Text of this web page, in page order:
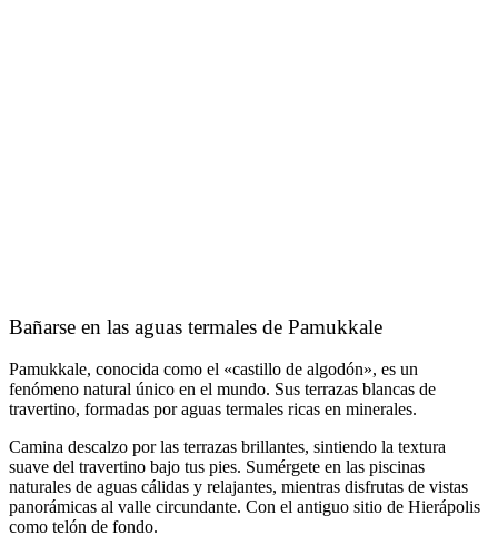
Bañarse en las aguas termales de Pamukkale
Pamukkale, conocida como el «castillo de algodón», es un
fenómeno natural único en el mundo. Sus terrazas blancas de
travertino, formadas por aguas termales ricas en minerales.
Camina descalzo por las terrazas brillantes, sintiendo la textura
suave del travertino bajo tus pies. Sumérgete en las piscinas
naturales de aguas cálidas y relajantes, mientras disfrutas de vistas
panorámicas al valle circundante. Con el antiguo sitio de Hierápolis
como telón de fondo.